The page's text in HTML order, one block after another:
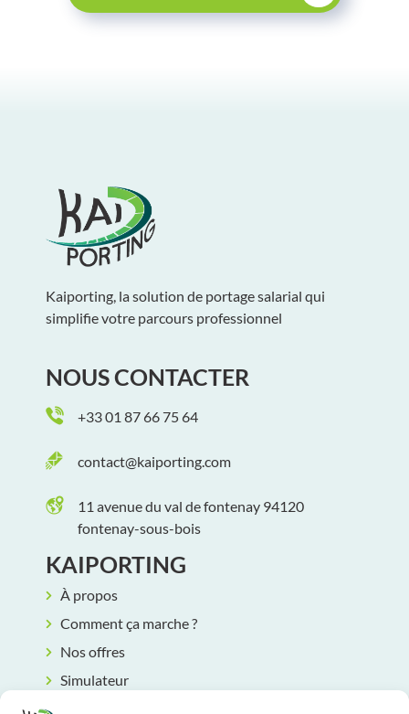
Kaiporting, la solution de portage salarial qui
simplifie votre parcours professionnel
NOUS CONTACTER
+33 01 87 66 75 64
contact@kaiporting.com
11 avenue du val de fontenay 94120
fontenay-sous-bois
KAIPORTING
À propos
Comment ça marche ?
Nos offres
Simulateur